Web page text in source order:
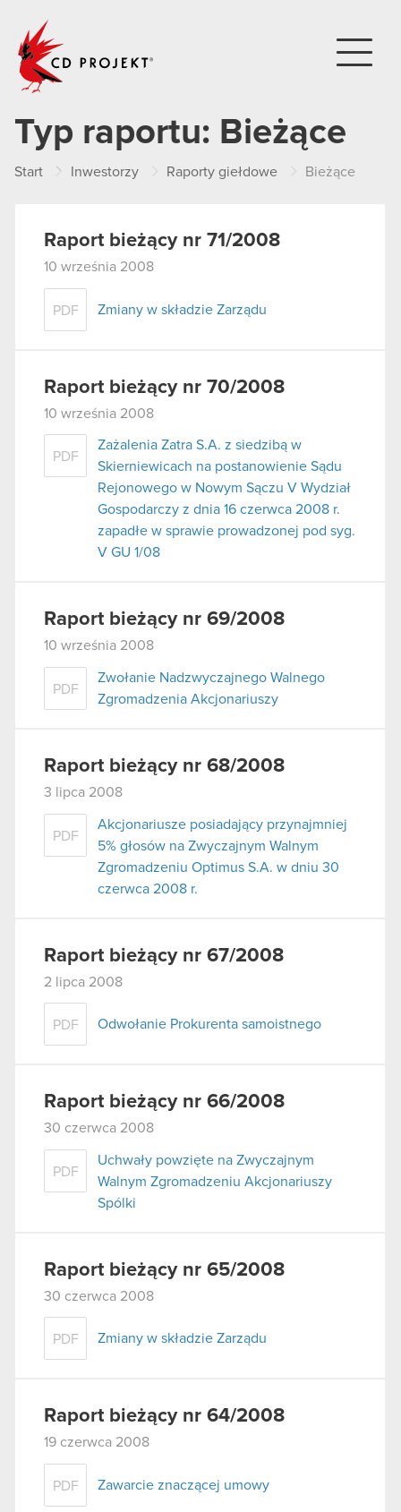
Typ raportu: Bieżące
Start Inwestorzy Raporty giełdowe Bieżące
Raport bieżący nr 71/2008
10 września 2008
PDF Zmiany w składzie Zarządu
Raport bieżący nr 70/2008
10 września 2008
PDF
Zażalenia Zatra S.A. z siedzibą w
Skierniewicach na postanowienie Sądu
Rejonowego w Nowym Sączu V Wydział
Gospodarczy z dnia 16 czerwca 2008 r.
zapadłe w sprawie prowadzonej pod syg.
V GU 1/08
Raport bieżący nr 69/2008
10 września 2008
PDF
Zwołanie Nadzwyczajnego Walnego
Zgromadzenia Akcjonariuszy
Raport bieżący nr 68/2008
3 lipca 2008
PDF
Akcjonariusze posiadający przynajmniej
5% głosów na Zwyczajnym Walnym
Zgromadzeniu Optimus S.A. w dniu 30
czerwca 2008 r.
Raport bieżący nr 67/2008
2 lipca 2008
PDF Odwołanie Prokurenta samoistnego
Raport bieżący nr 66/2008
30 czerwca 2008
PDF
Uchwały powzięte na Zwyczajnym
Walnym Zgromadzeniu Akcjonariuszy
Spólki
Raport bieżący nr 65/2008
30 czerwca 2008
PDF Zmiany w składzie Zarządu
Raport bieżący nr 64/2008
19 czerwca 2008
PDF Zawarcie znaczącej umowy